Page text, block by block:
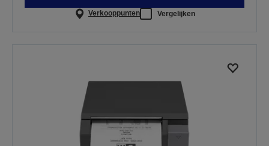
Verkooppunten Vergelijken